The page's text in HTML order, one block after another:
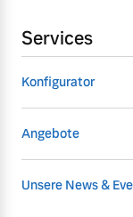
Services
Konfigurator
Angebote
Unsere News &